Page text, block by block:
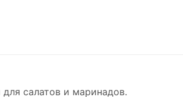
салатов и маринадов.